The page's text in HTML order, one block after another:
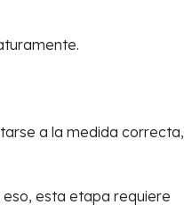
a la medida correcta,
esta etapa requiere